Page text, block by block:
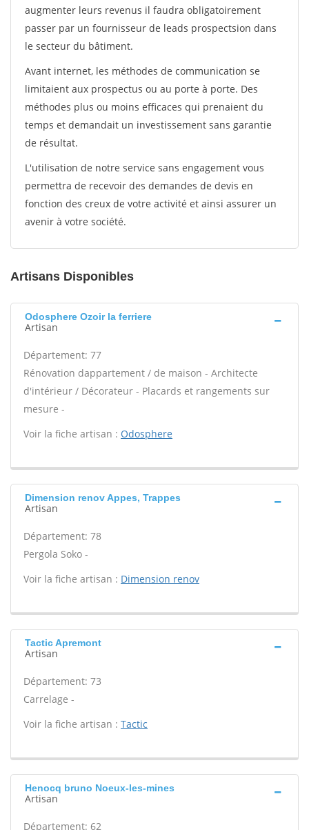
augmenter leurs revenus il faudra obligatoirement
passer par un fournisseur de leads prospectsion dans
le secteur du bâtiment.
Avant internet, les méthodes de communication se
limitaient aux prospectus ou au porte à porte. Des
méthodes plus ou moins efficaces qui prenaient du
temps et demandait un investissement sans garantie
de résultat.
L'utilisation de notre service sans engagement vous
permettra de recevoir des demandes de devis en
fonction des creux de votre activité et ainsi assurer un
avenir à votre société.
Artisans Disponibles
Odosphere Ozoir la ferriere
Artisan
Département: 77
Rénovation dappartement / de maison - Architecte
d'intérieur / Décorateur - Placards et rangements sur
mesure -
Voir la fiche artisan : Odosphere
Dimension renov Appes, Trappes
Artisan
Département: 78
Pergola Soko -
Voir la fiche artisan : Dimension renov
Tactic Apremont
Artisan
Département: 73
Carrelage -
Voir la fiche artisan : Tactic
Henocq bruno Noeux-les-mines
Artisan
Département: 62